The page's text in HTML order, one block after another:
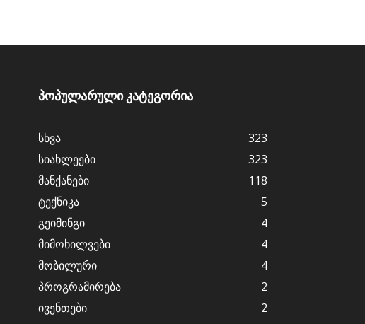
პოპულარული კატეგორია
სხვა
323
სიახლეები
323
მანქანები
118
ტექნიკა
5
გეიმინგი
4
მიმოხილვები
4
მობილური
4
პროგრამირება
2
ივენთები
2